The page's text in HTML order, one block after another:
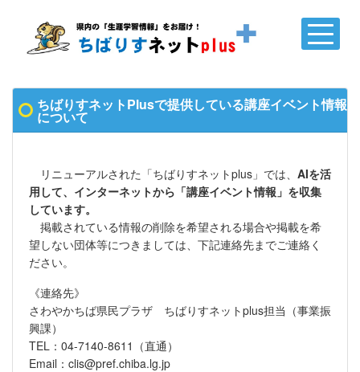
ちばりすネットPlusで提供している講座イベント情報
について
リニューアルされた「ちばりすネットplus」では、 AIを活
用して、インターネットから「講座イベント情報」を収集
しています。
掲載されている情報の削除を希望される場合や掲載を希
望しない団体等につきましては、下記連絡先までご連絡く
ださい。
《連絡先》
さわやかちば県民プラザ ちばりすネットplus担当（事業振
興課）
TEL：04-7140-8611（直通）
Email：clis@pref.chiba.lg.jp